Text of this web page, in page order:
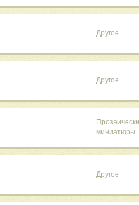
Другое
Другое
миниатюры
Другое